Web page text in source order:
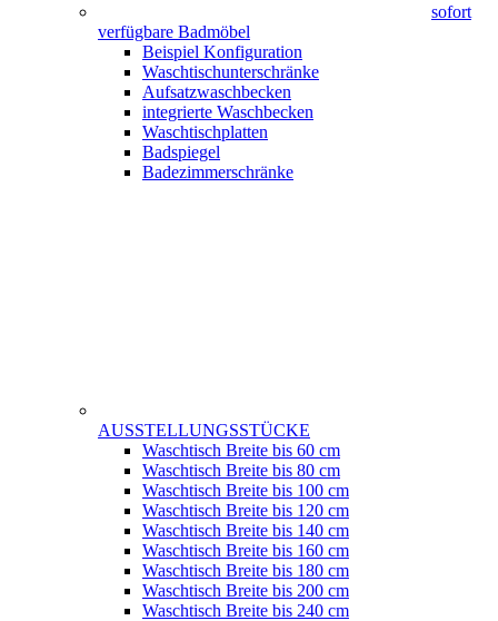
sofort
verfügbare Badmöbel
Beispiel Konfiguration
Waschtischunterschränke
Aufsatzwaschbecken
integrierte Waschbecken
Waschtischplatten
Badspiegel
Badezimmerschränke
AUSSTELLUNGSSTÜCKE
Waschtisch Breite bis 60 cm
Waschtisch Breite bis 80 cm
Waschtisch Breite bis 100 cm
Waschtisch Breite bis 120 cm
Waschtisch Breite bis 140 cm
Waschtisch Breite bis 160 cm
Waschtisch Breite bis 180 cm
Waschtisch Breite bis 200 cm
Waschtisch Breite bis 240 cm